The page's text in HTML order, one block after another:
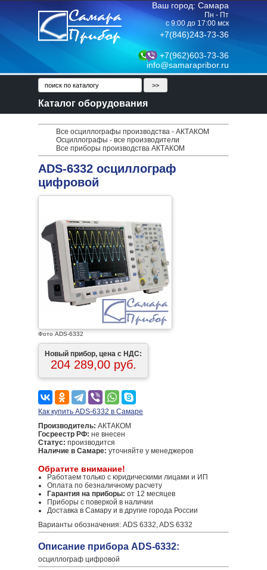
Ваш город: Самара
Пн - Пт
с 9:00 до 17:00 мск
+7(846)243-73-36
+7(962)603-73-36
info@samarapribor.ru
Каталог оборудования
Все осциллографы производства - АКТАКОМ
Осциллографы - все производители
Все приборы производства АКТАКОМ
ADS-6332 осциллограф
цифровой
Фото ADS-6332
Новый прибор, цена с НДС:
204 289,00 руб.
Как купить ADS-6332 в Самаре
Производитель: АКТАКОМ
Госреестр РФ: не внесен
Статус: производится
Наличие в Самаре: уточняйте у менеджеров
Обратите внимание!
Работаем только с юридическими лицами и ИП
Оплата по безналичному расчету
Гарантия на приборы: от 12 месяцев
Приборы с поверкой в наличии
Доставка в Самару и в другие города России
Варианты обозначения: ADS 6332, ADS 6332
Описание прибора ADS-6332:
осциллограф цифровой